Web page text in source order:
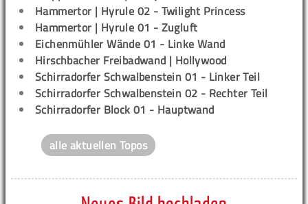
Hammertor | Hyrule 02 - Twilight Princess
Hammertor | Hyrule 01 - Zugluft
Eichenmühler Wände 01 - Linke Wand
Hirschbacher Freibadwand | Hollywood
Schirradorfer Schwalbenstein 01 - Linker Teil
Schirradorfer Schwalbenstein 02 - Rechter Teil
Schirradorfer Block 01 - Hauptwand
alle aktuellen Topos